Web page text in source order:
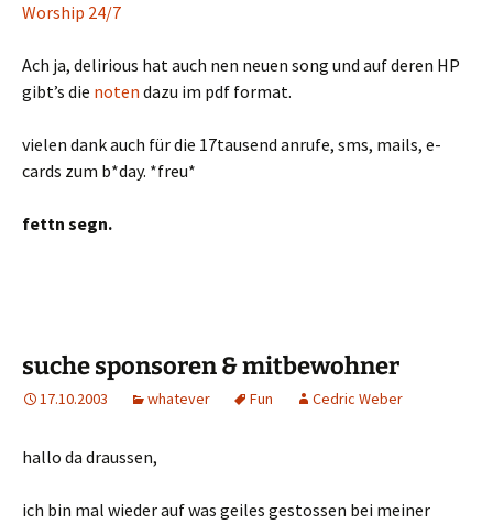
Worship 24/7
Ach ja, delirious hat auch nen neuen song und auf deren HP
gibt’s die noten dazu im pdf format.
vielen dank auch für die 17tausend anrufe, sms, mails, e-
cards zum b*day. *freu*
fettn segn.
suche sponsoren & mitbewohner
17.10.2003 whatever Fun Cedric Weber
hallo da draussen,
ich bin mal wieder auf was geiles gestossen bei meiner